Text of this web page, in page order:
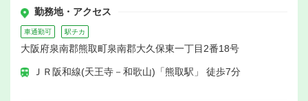
勤務地・アクセス
車通勤可 駅チカ
大阪府泉南郡熊取町泉南郡大久保東一丁目2番18号
ＪＲ阪和線(天王寺－和歌山)「熊取駅」 徒歩7分